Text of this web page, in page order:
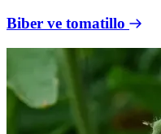
Biber ve tomatillo